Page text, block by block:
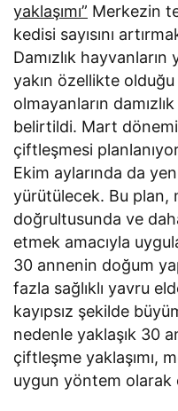
yaklaşımı” Merkezin
kedisi sayısını
Damızlık hayvanların
yakın özellikte
olmayanların
belirtildi. Mart
çiftleşmesi
Ekim aylarında da
yürütülecek. Bu plan,
doğrultusunda ve
etmek amacıyla
30 annenin doğum
fazla sağlıklı yavru
kayıpsız şekilde
nedenle yaklaşık 30
çiftleşme yaklaşımı,
uygun yöntem olarak